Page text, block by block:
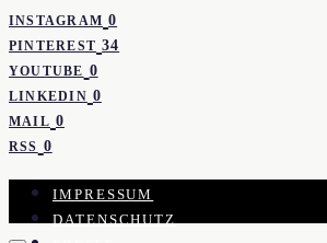
INSTAGRAM 0
PINTEREST 34
YOUTUBE 0
LINKEDIN 0
MAIL 0
RSS 0
IMPRESSUM
DATENSCHUTZ